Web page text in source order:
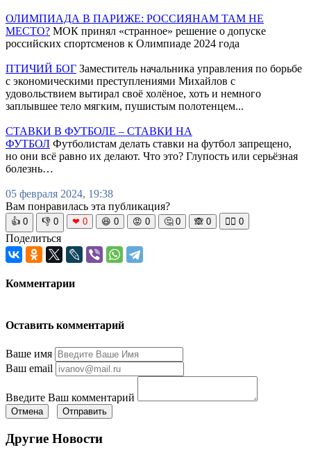
ОЛИМПИАДА В ПАРИЖЕ: РОССИЯНАМ ТАМ НЕ
МЕСТО? МОК принял «странное» решение о допуске
российских спортсменов к Олимпиаде 2024 года
ПТИЧИЙ БОГ Заместитель начальника управления по борьбе
с экономическими преступлениями Михайлов с
удовольствием вытирал своё холёное, хоть и немного
заплывшее тело мягким, пушистым полотенцем...
СТАВКИ В ФУТБОЛЕ – СТАВКИ НА
ФУТБОЛ Футболистам делать ставки на футбол запрещено,
но они всё равно их делают. Что это? Глупость или серьёзная
болезнь…
05 февраля 2024, 19:38
Вам понравилась эта публикация?
👍 0 👎 0 ❤ 0 😆 0 😡 0 🤔 0 🙈 0 🧘‍♀️ 0
Поделиться
Комментарии
Оставить комментарий
Ваше имя
Ваш email
Введите Ваш комментарий
Отмена Отправить
Другие Новости